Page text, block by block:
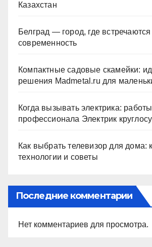
Казахстан
Белград — город, где
современность
Компактные садовые скамейки:
решения Madmetal.ru для
Когда вызывать электрика:
профессионала Электрик
Как выбрать телевизор для дома:
технологии и советы
Последние комментарии
Нет комментариев для просмотра.